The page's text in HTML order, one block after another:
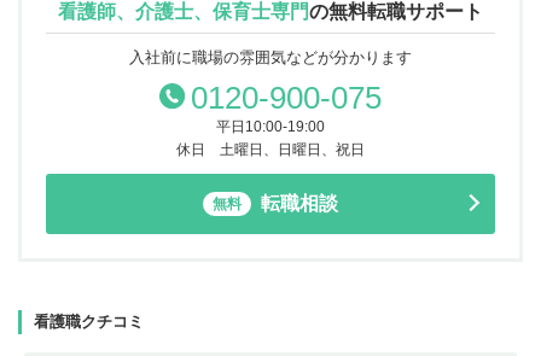
看護師、介護士、保育士専門の無料転職サポート
入社前に職場の雰囲気などが分かります
0120-900-075
平日10:00-19:00
休日 土曜日、日曜日、祝日
無料 転職相談
看護職クチコミ